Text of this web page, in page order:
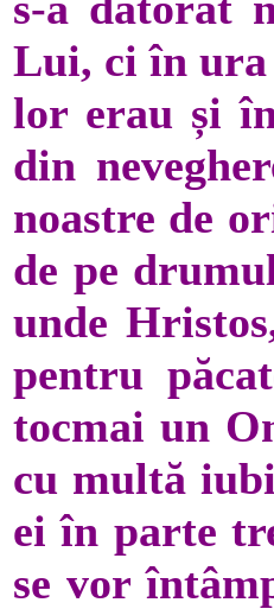
Lui, ci în ura
lor erau și
din
noastre de
de pe
unde
pentru
tocmai un
cu multă
ei în parte
se vor